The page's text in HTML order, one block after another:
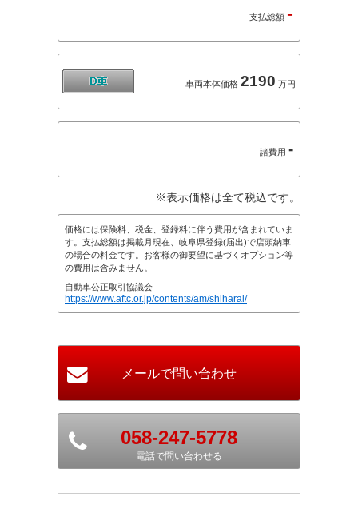
支払総額 -
車両本体価格 2190 万円
諸費用 -
※表示価格は全て税込です。
価格には保険料、税金、登録料に伴う費用が含まれていま
す。支払総額は掲載月現在、岐阜県登録(届出)で店頭納車
の場合の料金です。お客様の御要望に基づくオプション等
の費用は含みません。
自動車公正取引協議会
https://www.aftc.or.jp/contents/am/shiharai/
058-247-5778
電話で問い合わせる